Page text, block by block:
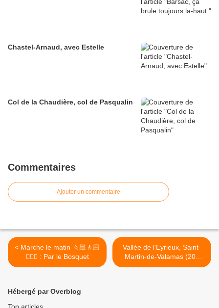
Chastel-Arnaud, avec Estelle
Col de la Chaudière, col de Pasqualin
Commentaires
Ajouter un commentaire
< Marche le matin 🚶🏻🚶🏻
🚶🏼‍♂️ : Par le Bosquet
Vallée de l'Eyrieux, Saint-
Martin-de-Valamas (202
km) >
Hébergé par Overblog